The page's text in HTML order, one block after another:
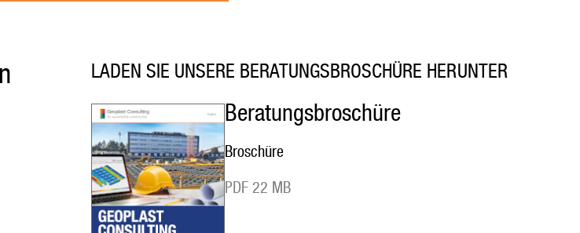
LADEN SIE UNSERE BERATUNGSBROSCHÜRE HERUNTER
Beratungsbroschüre
Broschüre
PDF 22 MB